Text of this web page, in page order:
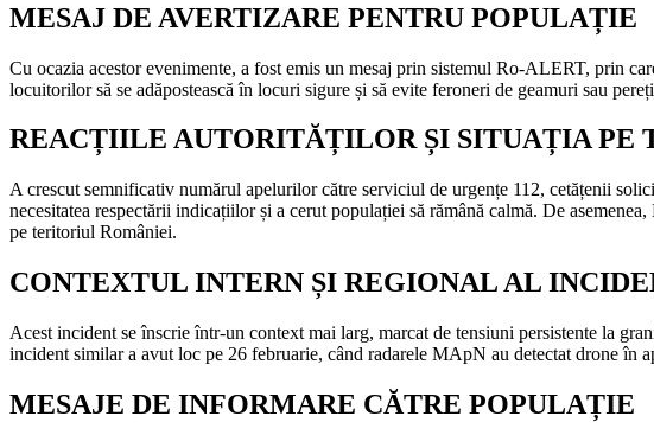
MESAJ DE AVERTIZARE PENTRU POPULAȚIE
Cu ocazia acestor evenimente, a fost emis un mesaj prin sistemul Ro-ALERT, prin
locuitorilor să se adăpostească în locuri sigure și să evite feroneri de geamuri sau
REACȚIILE AUTORITĂȚILOR ȘI SITUAȚIA PE
A crescut semnificativ numărul apelurilor către serviciul de urgențe 112, cetățenii
necesitatea respectării indicațiilor și a cerut populației să rămână calmă. De
pe teritoriul României.
CONTEXTUL INTERN ȘI REGIONAL AL
Acest incident se înscrie într-un context mai larg, marcat de tensiuni persistente la
incident similar a avut loc pe 26 februarie, când radarele MApN au detectat drone în
MESAJE DE INFORMARE CĂTRE POPULAȚIE